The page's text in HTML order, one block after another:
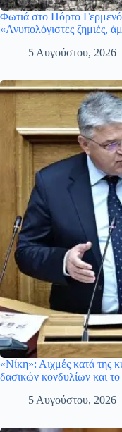
Φωτιά στο Πόρτο
«Ανυπολόγιστες ζημιές,
5 Αυγούστου, 2026
«Νίκη»: Αιχμές κατά της
δασικών κονδυλίων και
5 Αυγούστου, 2026